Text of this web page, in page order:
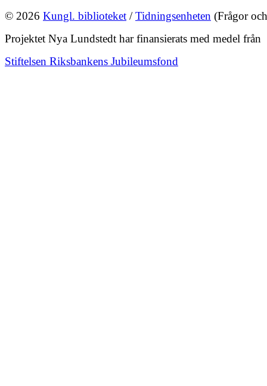
© 2026 Kungl. biblioteket /Tidningsenheten (Frågor
Projektet Nya Lundstedt har finansierats med medel från
Stiftelsen Riksbankens Jubileumsfond